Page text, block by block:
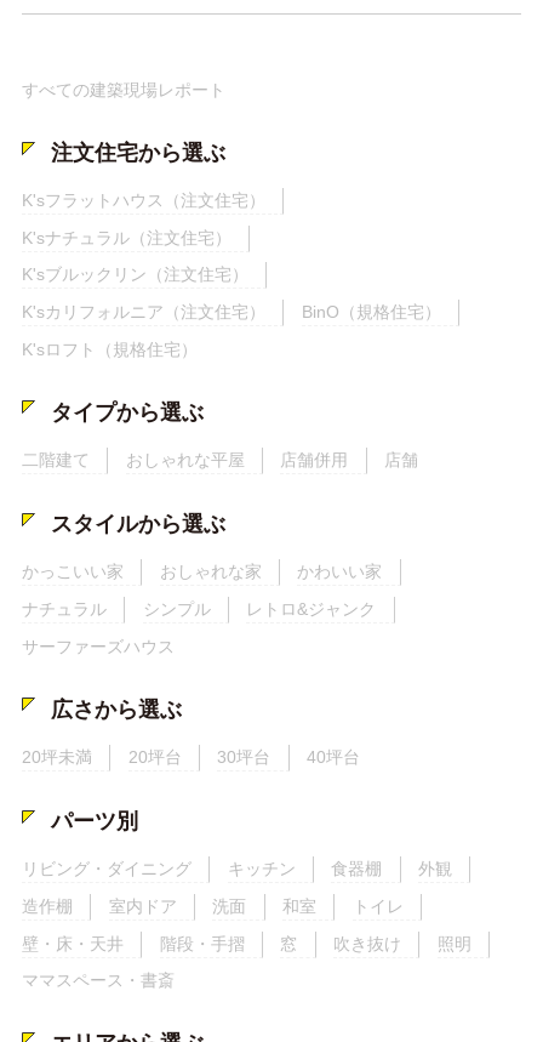
すべての建築現場レポート
注文住宅から選ぶ
K'sフラットハウス（注文住宅）
K'sナチュラル（注文住宅）
K'sブルックリン（注文住宅）
K'sカリフォルニア（注文住宅）
BinO（規格住宅）
K'sロフト（規格住宅）
タイプから選ぶ
二階建て おしゃれな平屋 店舗併用 店舗
スタイルから選ぶ
かっこいい家 おしゃれな家
かわいい家
ナチュラル
シンプル
レトロ&ジャンク
サーファーズハウス
広さから選ぶ
20坪未満 20坪台 30坪台 40坪台
パーツ別
リビング・ダイニング キッチン 食器棚
外観
造作棚
室内ドア 洗面 和室
トイレ
壁・床・天井
階段・手摺 窓 吹き抜け
照明
ママスペース・書斎